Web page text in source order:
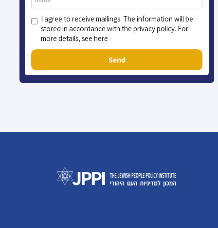
I agree to receive mailings. The information will be
stored in accordance with the privacy policy. For
more details, see here
Send